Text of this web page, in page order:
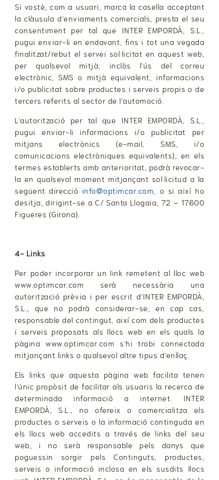
Si vostè, com a usuari, marca la casella acceptant
la clàusula d’enviaments comercials, presta el seu
consentiment per tal que INTER EMPORDÀ, S.L.,
pugui enviar-li en endavant, fins i tot una vegada
finalitzat/rebut el servei sol·licitat en aquest web,
per qualsevol mitjà, inclòs l’ús del correu
electrònic, SMS o mitjà equivalent, informacions
i/o publicitat sobre productes i serveis propis o de
tercers referits al sector de l’automoció.
L’autorització per tal que INTER EMPORDÀ, S.L.,
pugui enviar-li informacions i/o publicitat per
mitjans electrònics (e-mail, SMS, i/o
comunicacions electròniques equivalents), en els
termes establerts amb anterioritat, podrà revocar-
la en qualsevol moment mitjançant sol·licitud a la
següent direcció info@optimcar.com, o si així ho
desitja, dirigint-se a C/ Santa Llogaia, 72 – 17600
Figueres (Girona).
4- Links
Per poder incorporar un link remetent al lloc web
www.optimcar.com serà necessària una
autorització prèvia i per escrit d’INTER EMPORDÀ,
S.L., que no podrà considerar-se, en cap cas,
responsable del contingut, així com dels productes
i serveis proposats als llocs web en els quals la
pàgina www.optimcar.com s’hi trobi connectada
mitjançant links o qualsevol altre tipus d’enllaç.
Els links que aquesta pàgina web facilita tenen
l’únic propòsit de facilitar als usuaris la recerca de
determinada informació a internet. INTER
EMPORDÀ, S.L., no ofereix o comercialitza els
productes o serveis o la informació continguda en
els llocs web accedits a través de links del seu
web, i no serà responsable pels danys que
poguessin sorgir pels Continguts, productes,
serveis o informació inclosa en els susdits llocs